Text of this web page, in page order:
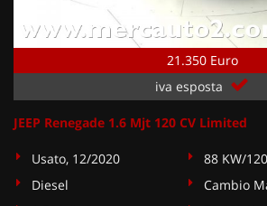
21.350 Euro
iva esposta
JEEP Renegade 1.6 Mjt 120 CV Limited
Usato, 12/2020
88 KW/
Diesel
Cambio